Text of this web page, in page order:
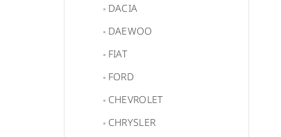
DACIA
DAEWOO
FIAT
FORD
CHEVROLET
CHRYSLER